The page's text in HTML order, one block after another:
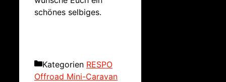
schönes selbiges.
Kategorien RESPO
Offroad Mini-Caravan